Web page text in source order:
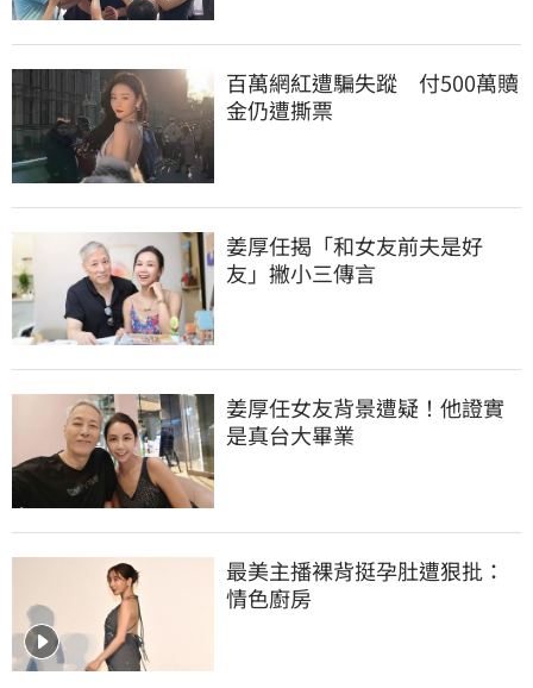
百萬網紅遭騙失蹤　付500萬贖
金仍遭撕票
姜厚任揭「和女友前夫是好
友」撇小三傳言
姜厚任女友背景遭疑！他證實
是真台大畢業
最美主播裸背挺孕肚遭狠批：
情色廚房